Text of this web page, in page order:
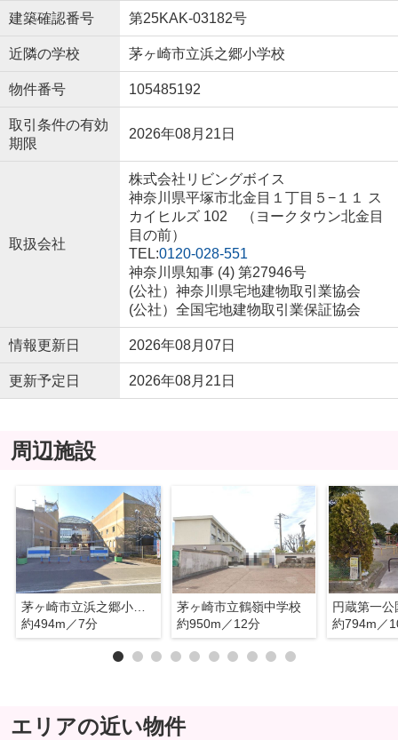
建築確認番号 第25KAK-03182号
近隣の学校 茅ヶ崎市立浜之郷小学校
物件番号 105485192
取引条件の有効
期限
2026年08月21日
取扱会社
株式会社リビングボイス
神奈川県平塚市北金目１丁目５−１１ ス
カイヒルズ 102 （ヨークタウン北金目
目の前）
TEL:0120-028-551
神奈川県知事 (4) 第27946号
(公社）神奈川県宅地建物取引業協会
(公社）全国宅地建物取引業保証協会
情報更新日 2026年08月07日
更新予定日 2026年08月21日
周辺施設
茅ヶ崎市立浜之郷小学校
約494m／7分
茅ヶ崎市立鶴嶺中学校
約950m／12分
円蔵第一公
約794m／
エリアの近い物件